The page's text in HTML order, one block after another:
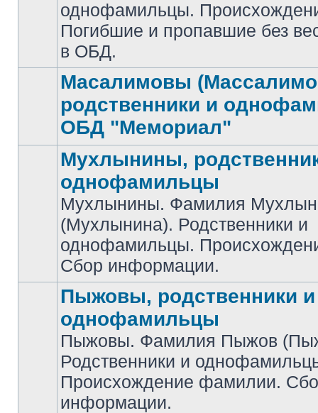
непрочитанных
сообщений
однофамильцы.
Погибшие и пропавшие без
в ОБД.
Нет
непрочитанных
сообщений
Масалимовы
родственники и
ОБД "Мемориал"
Нет
непрочитанных
сообщений
Мухлынины,
однофамильцы
Мухлынины. Фамилия
(Мухлынина). Родственники и
однофамильцы.
Сбор информации.
Нет
непрочитанных
сообщений
Пыжовы, родственники и
однофамильцы
Пыжовы. Фамилия Пыжов
Родственники и
Происхождение фамилии.
информации.